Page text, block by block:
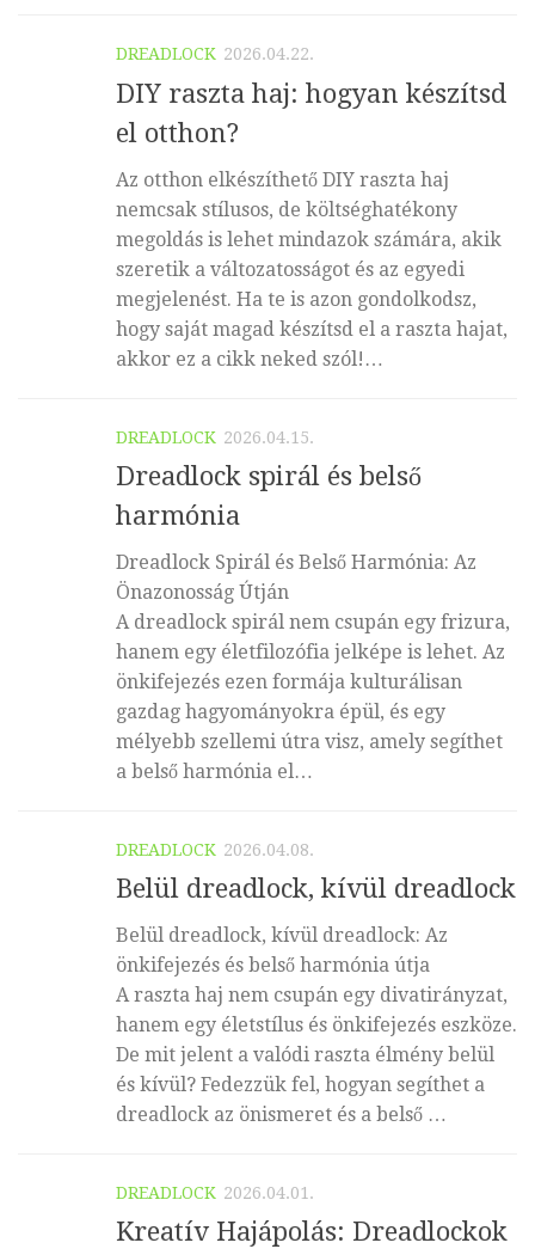
DREADLOCK 2026.04.22.
DIY raszta haj: hogyan készítsd
el otthon?
Az otthon elkészíthető DIY raszta haj
nemcsak stílusos, de költséghatékony
megoldás is lehet mindazok számára, akik
szeretik a változatosságot és az egyedi
megjelenést. Ha te is azon gondolkodsz,
hogy saját magad készítsd el a raszta hajat,
akkor ez a cikk neked szól!…
DREADLOCK 2026.04.15.
Dreadlock spirál és belső
harmónia
Dreadlock Spirál és Belső Harmónia: Az
Önazonosság Útján
A dreadlock spirál nem csupán egy frizura,
hanem egy életfilozófia jelképe is lehet. Az
önkifejezés ezen formája kulturálisan
gazdag hagyományokra épül, és egy
mélyebb szellemi útra visz, amely segíthet
a belső harmónia el…
DREADLOCK 2026.04.08.
Belül dreadlock, kívül dreadlock
Belül dreadlock, kívül dreadlock: Az
önkifejezés és belső harmónia útja
A raszta haj nem csupán egy divatirányzat,
hanem egy életstílus és önkifejezés eszköze.
De mit jelent a valódi raszta élmény belül
és kívül? Fedezzük fel, hogyan segíthet a
dreadlock az önismeret és a belső …
DREADLOCK 2026.04.01.
Kreatív Hajápolás: Dreadlockok